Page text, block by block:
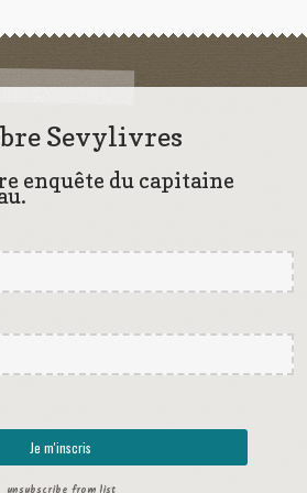
Sevylivres
enquête du capitaine